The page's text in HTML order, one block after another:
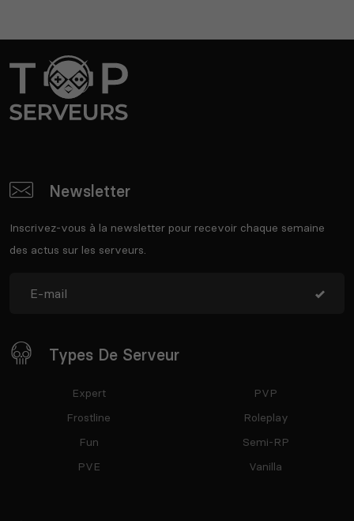
Newsletter
Inscrivez-vous à la newsletter pour recevoir chaque semaine
des actus sur les serveurs.
Types De Serveur
Expert
Frostline
Fun
PVE
PVP
Roleplay
Semi-RP
Vanilla